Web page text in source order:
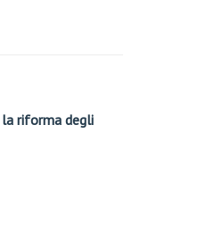
riforma degli